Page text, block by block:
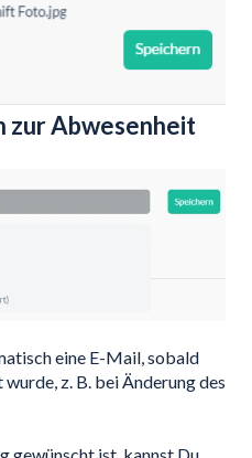
zur Abwesenheit
eine E-Mail, sobald
z. B. bei Änderung des